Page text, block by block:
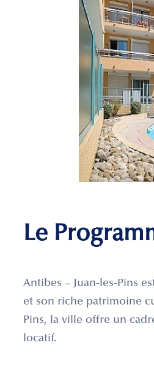
Le
Antibes – Juan-les-Pins
et son riche patrimoine
Pins, la ville offre un
locatif.